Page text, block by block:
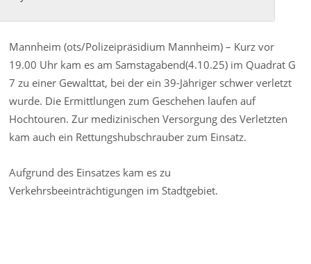
Mannheim (ots/Polizeipräsidium Mannheim) – Kurz vor
19.00 Uhr kam es am Samstagabend(4.10.25) im Quadrat G
7 zu einer Gewalttat, bei der ein 39-Jähriger schwer verletzt
wurde. Die Ermittlungen zum Geschehen laufen auf
Hochtouren. Zur medizinischen Versorgung des Verletzten
kam auch ein Rettungshubschrauber zum Einsatz.
Aufgrund des Einsatzes kam es zu
Verkehrsbeeinträchtigungen im Stadtgebiet.